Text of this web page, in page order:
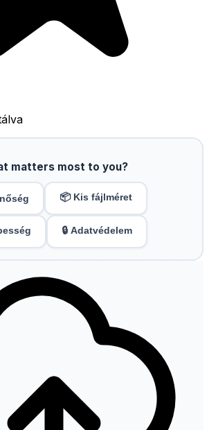
matters most to you?
📦 Kis fájlméret
🔒 Adatvédelem